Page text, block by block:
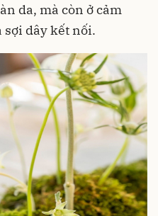
da, mà còn ở cảm
sợi dây kết nối.